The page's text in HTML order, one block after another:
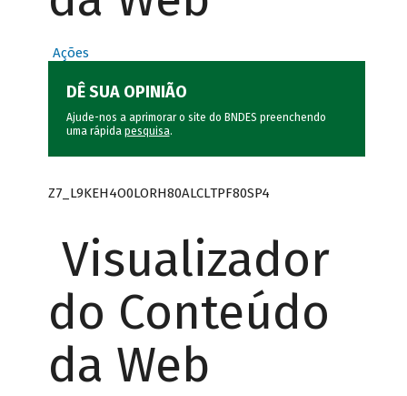
Ações
DÊ SUA OPINIÃO
Ajude-nos a aprimorar o site do BNDES preenchendo
uma rápida pesquisa.
Z7_L9KEH4O0LORH80ALCLTPF80SP4
Visualizador
do Conteúdo
da Web